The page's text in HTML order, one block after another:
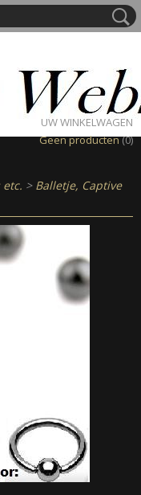
UW WINKELWAGEN
Geen producten(0)
> Balletje, Captive